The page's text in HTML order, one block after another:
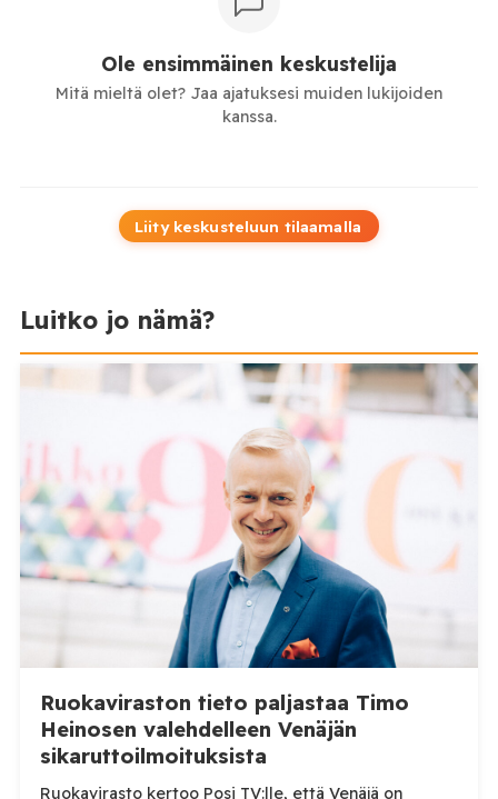
Ole ensimmäinen keskustelija
Mitä mieltä olet? Jaa ajatuksesi muiden lukijoiden
kanssa.
Liity keskusteluun tilaamalla
Luitko jo nämä?
Ruokaviraston tieto paljastaa Timo
Heinosen valehdelleen Venäjän
sikaruttoilmoituksista
Ruokavirasto kertoo Posi TV:lle, että Venäjä on